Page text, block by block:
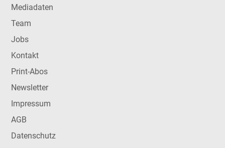
Mediadaten
Team
Jobs
Kontakt
Print-Abos
Newsletter
Impressum
AGB
Datenschutz